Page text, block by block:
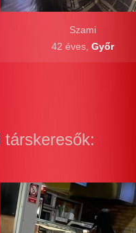
Szami
42 éves, Győr
társkeresők: